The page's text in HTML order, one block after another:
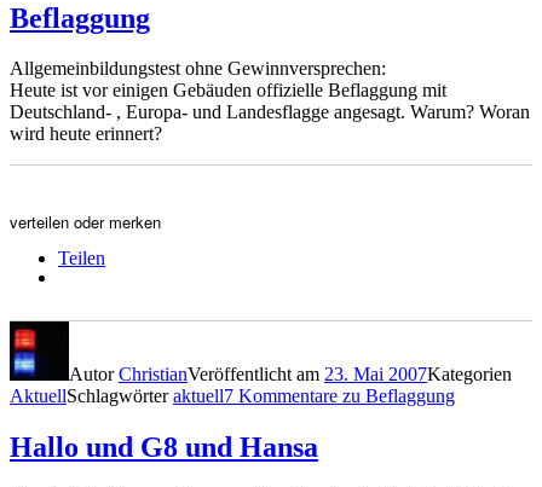
Beflaggung
Allgemeinbildungstest ohne Gewinnversprechen:
Heute ist vor einigen Gebäuden offizielle Beflaggung mit
Deutschland- , Europa- und Landesflagge angesagt. Warum? Woran
wird heute erinnert?
verteilen oder merken
Teilen
AutorChristianVeröffentlicht am 23. Mai 2007Kategorien
AktuellSchlagwörteraktuell7 Kommentare zu Beflaggung
Hallo und G8 und Hansa